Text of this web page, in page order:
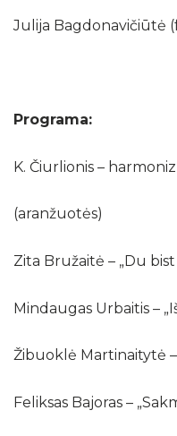
Julija Bagdonavičiūtė
Programa:
K. Čiurlionis –
(aranžuotės)
Zita Bružaitė – „Du
Mindaugas Urbaitis –
Žibuoklė Martinaitytė –
Feliksas Bajoras –